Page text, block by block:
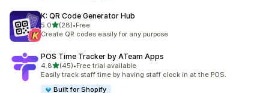
K: QR Code Generator Hub
5.05つ星中
(28)
合計レビュー数：28件
•Free
Create QR codes easily for any purpose
POS Time Tracker by ATeam Apps
4.85つ星中
(45)
合計レビュー数：45件
•Free trial available
Easily track staff time by having staff clock in at the POS.
Built for Shopify